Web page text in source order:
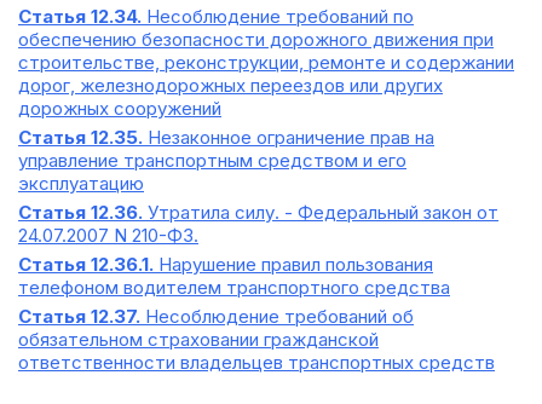
Статья 12.34. Несоблюдение требований по
обеспечению безопасности дорожного движения при
строительстве, реконструкции, ремонте и содержании
дорог, железнодорожных переездов или других
дорожных сооружений
Статья 12.35. Незаконное ограничение прав на
управление транспортным средством и его
эксплуатацию
Статья 12.36. Утратила силу. - Федеральный закон от
24.07.2007 N 210-ФЗ.
Статья 12.36.1. Нарушение правил пользования
телефоном водителем транспортного средства
Статья 12.37. Несоблюдение требований об
обязательном страховании гражданской
ответственности владельцев транспортных средств